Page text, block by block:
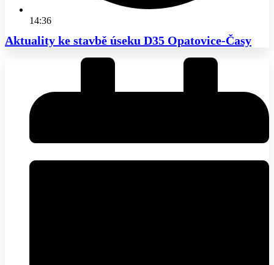
14:36
Aktuality ke stavbě úseku D35 Opatovice-Časy